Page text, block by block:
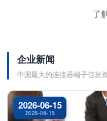
了
企业新闻
中国最大的连接器端子信息
2026-06-15
2026-06-15